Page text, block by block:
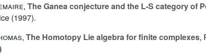
, The Ganea conjecture and the L-S category of
(1997).
, The Homotopy Lie algebra for finite complexes,